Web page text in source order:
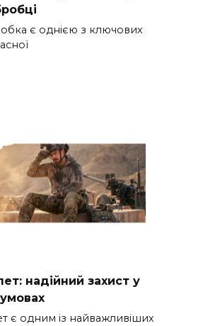
є однією з ключових
надійний захист у
є одним із найважливіших